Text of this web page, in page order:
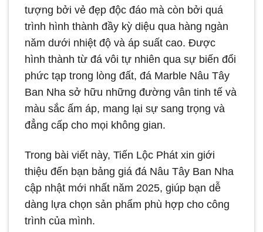
tượng bởi vẻ đẹp độc đáo mà còn bởi quá
trình hình thành đầy kỳ diệu qua hàng ngàn
năm dưới nhiệt độ và áp suất cao. Được
hình thành từ đá vôi tự nhiên qua sự biến đổi
phức tạp trong lòng đất, đá Marble Nâu Tây
Ban Nha sở hữu những đường vân tinh tế và
màu sắc ấm áp, mang lại sự sang trọng và
đẳng cấp cho mọi không gian.
Trong bài viết này, Tiến Lộc Phát xin giới
thiệu đến bạn bảng giá đá Nâu Tây Ban Nha
cập nhật mới nhất năm 2025, giúp bạn dễ
dàng lựa chọn sản phẩm phù hợp cho công
trình của mình.